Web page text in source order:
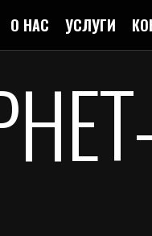
О НАС УСЛУГИ